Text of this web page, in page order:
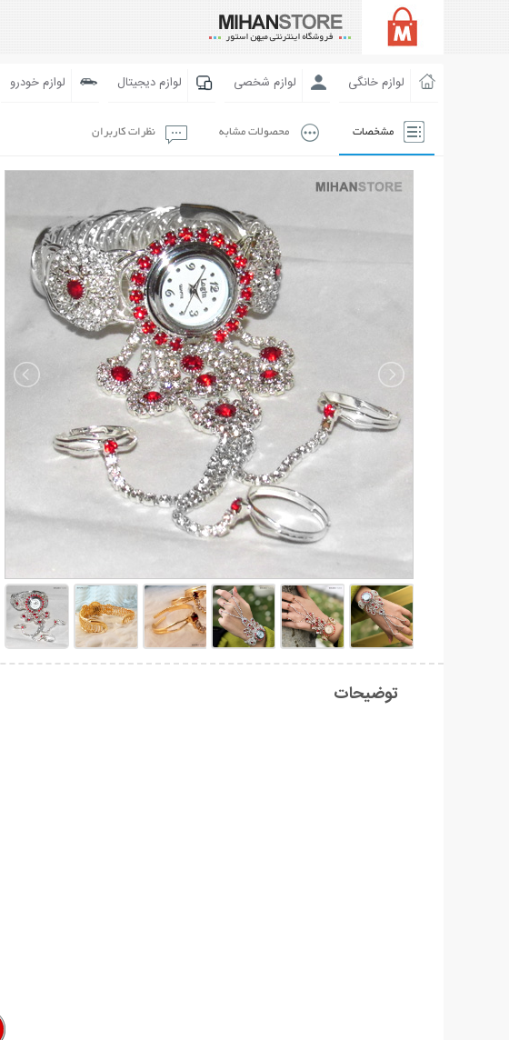
لوازم خانگی لوازم شخصی لوازم دیجیتال لوازم خودرو
مشخصات محصولات مشابه نظرات کاربران
توضیحات